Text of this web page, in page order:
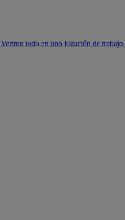
todo en uno Estación de